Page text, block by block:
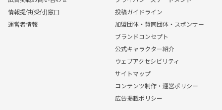
情報提供(受付)窓口
運営者情報
投稿ガイドライン
加盟団体・賛同団体・スポンサー
ブランドコンセプト
公式キャラクター紹介
ウェブアクセシビリティ
サイトマップ
コンテンツ制作・運営ポリシー
広告掲載ポリシー